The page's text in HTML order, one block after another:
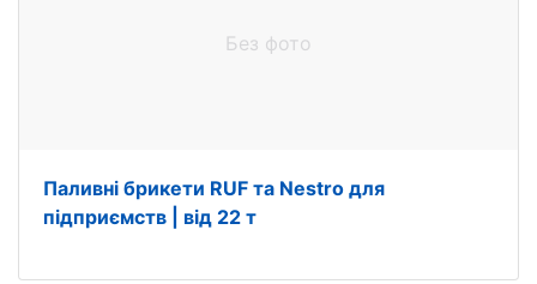
Без фото
Паливні брикети RUF та Nestro для
підприємств | від 22 т